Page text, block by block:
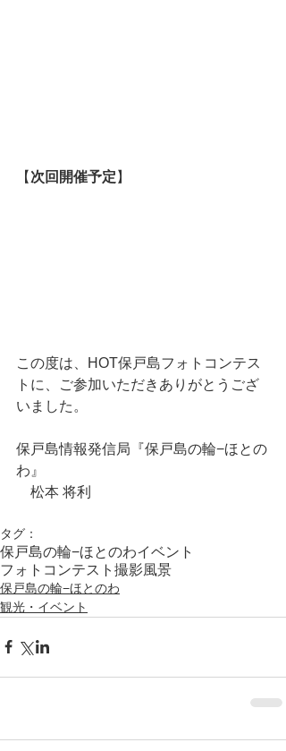
【 次回開催予定 】
この度は、HOT保戸島フォトコンテス
トに、ご参加いただきありがとうござ
いました。
保戸島情報発信局『保戸島の輪−ほとの
わ』
松本 将利
タグ：
保戸島の輪−ほとのわイベント
フォトコンテスト 撮影風景
保戸島の輪−ほとのわ
観光・イベント